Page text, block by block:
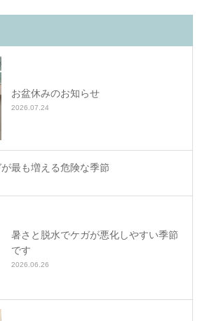
お盆休みのお知らせ
2026.07.24
最も増える危険な季節
暑さと脱水でケガが悪化しやすい季節
です
2026.06.26